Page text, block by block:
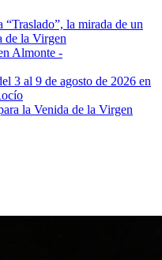
la mirada de un
de la Virgen
Almonte -
3 al 9 de agosto de 2026 en
la Venida de la Virgen